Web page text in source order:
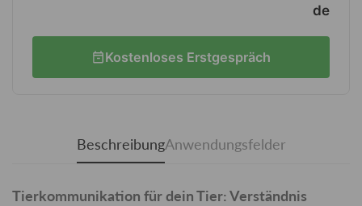
de
Kostenloses Erstgespräch
BeschreibungAnwendungsfelder
Tierkommunikation für dein Tier: Verständnis